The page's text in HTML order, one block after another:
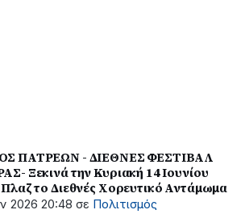
ΠΑΤΡΕΩΝ - ΔΙΕΘΝΕΣ ΦΕΣΤΙΒΑΛ
Ξεκινά την Κυριακή 14 Ιουνίου
το Διεθνές Χορευτικό Αντάμωμα
2026 20:48 σε Πολιτισμός